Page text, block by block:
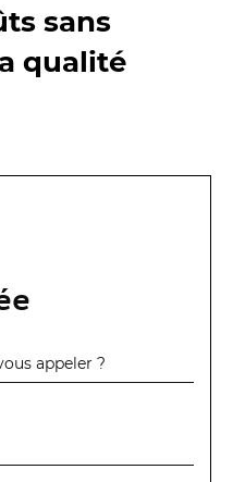
sans
qualité